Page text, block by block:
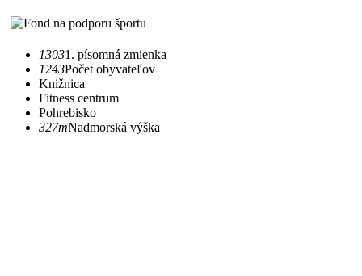
13031. písomná zmienka
1243Počet obyvateľov
Knižnica
Fitness centrum
Pohrebisko
327mNadmorská výška